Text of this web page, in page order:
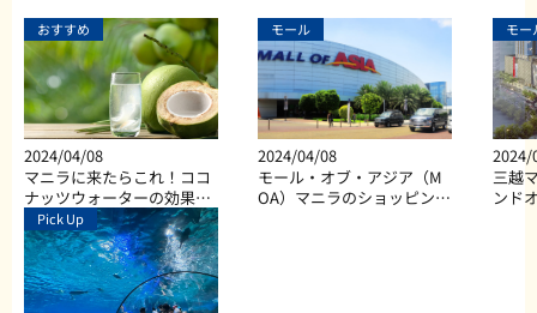
おすすめ
2024/04/08
マニラに来たらこれ！ココ
ナッツウォーターの効果と
は？
モール
2024/04/08
モール・オブ・アジア（M
OA）マニラのショッピン
モー
2024/
三越
ンド
Pick Up